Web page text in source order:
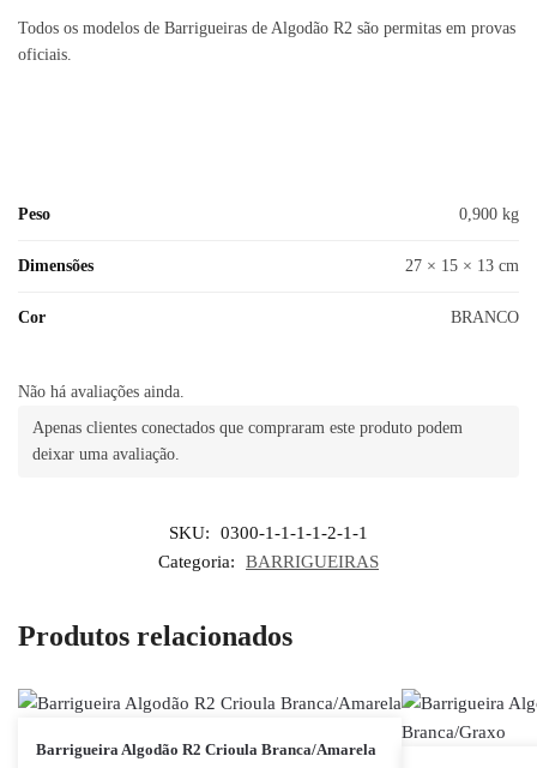
Todos os modelos de Barrigueiras de Algodão R2 são permitas em provas
oficiais.
Peso 0,900 kg
Dimensões 27 × 15 × 13 cm
Cor BRANCO
Não há avaliações ainda.
Apenas clientes conectados que compraram este produto podem
deixar uma avaliação.
SKU:
0300-1-1-1-1-2-1-1
Categoria:
BARRIGUEIRAS
Produtos relacionados
Barrigueira Algodão R2 Crioula Branca/Amarela